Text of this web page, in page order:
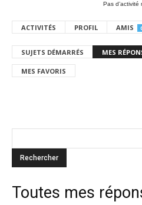
Pas d’activité
ACTIVITÉS PROFIL AMIS
SUJETS DÉMARRÉS MES
MES FAVORIS
Toutes mes